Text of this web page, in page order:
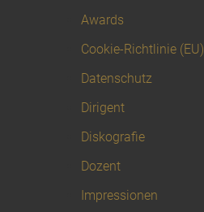
Awards
Cookie-Richtlinie (EU)
Datenschutz
Dirigent
Diskografie
Dozent
Impressionen